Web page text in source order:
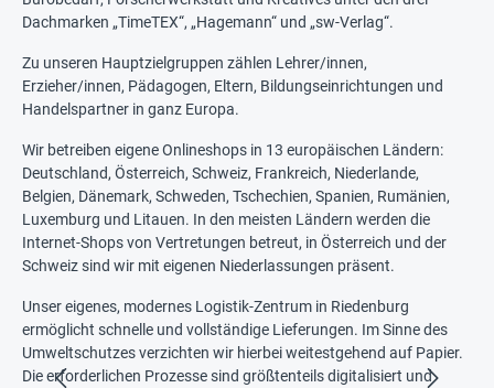
Dachmarken „TimeTEX“, „Hagemann“ und „sw-Verlag“.
Zu unseren Hauptzielgruppen zählen Lehrer/innen,
Erzieher/innen, Pädagogen, Eltern, Bildungseinrichtungen und
Handelspartner in ganz Europa.
Wir betreiben eigene Onlineshops in 13 europäischen Ländern:
Deutschland, Österreich, Schweiz, Frankreich, Niederlande,
Belgien, Dänemark, Schweden, Tschechien, Spanien, Rumänien,
Luxemburg und Litauen. In den meisten Ländern werden die
Internet-Shops von Vertretungen betreut, in Österreich und der
Schweiz sind wir mit eigenen Niederlassungen präsent.
Unser eigenes, modernes Logistik-Zentrum in Riedenburg
ermöglicht schnelle und vollständige Lieferungen. Im Sinne des
Umweltschutzes verzichten wir hierbei weitestgehend auf Papier.
Die erforderlichen Prozesse sind größtenteils digitalisiert und